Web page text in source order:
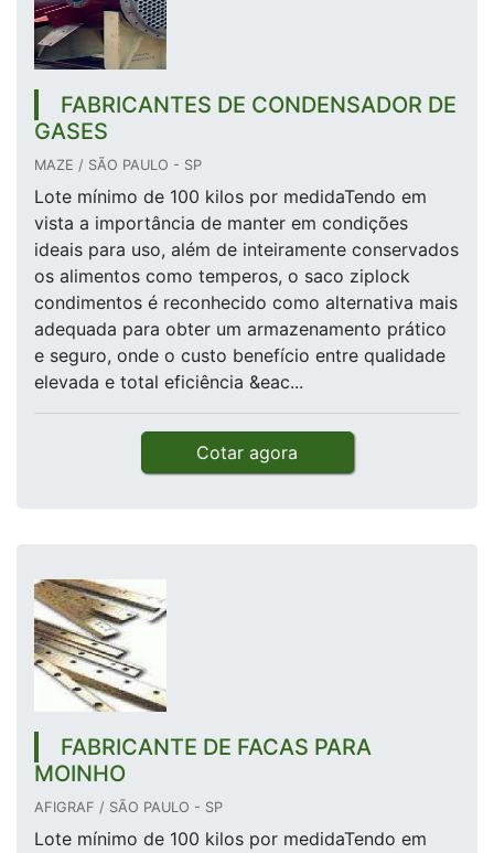
FABRICANTES DE CONDENSADOR DE
GASES
MAZE / SÃO PAULO - SP
Lote mínimo de 100 kilos por medidaTendo em
vista a importância de manter em condições
ideais para uso, além de inteiramente conservados
os alimentos como temperos, o saco ziplock
condimentos é reconhecido como alternativa mais
adequada para obter um armazenamento prático
e seguro, onde o custo benefício entre qualidade
elevada e total eficiência &eac...
Cotar agora
FABRICANTE DE FACAS PARA
MOINHO
AFIGRAF / SÃO PAULO - SP
Lote mínimo de 100 kilos por medidaTendo em